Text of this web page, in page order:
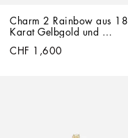
Charm 2 Rainbow aus 18
Karat Gelbgold und
CHF 1,600